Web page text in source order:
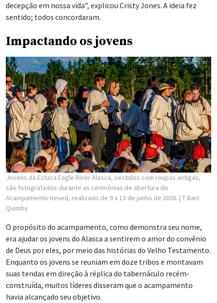
decepção em nossa vida”, explicou Cristy Jones. A ideia fez
sentido; todos concordaram.
Impactando os jovens
Jovens da Estaca Eagle River Alasca, vestidos com roupas antigas,
são fotografados durante as cerimônias de abertura do
Acampamento Hesed, realizado de 9 a 13 de junho de 2026. | T Bart
Quimby
O propósito do acampamento, como demonstra seu nome,
era ajudar os jovens do Alasca a sentirem o amor do convênio
de Deus por eles, por meio das histórias do Velho Testamento.
Enquanto os jovens se reuniam em doze tribos e montavam
suas tendas em direção à réplica do tabernáculo recém-
construída, muitos líderes disseram que o acampamento
havia alcançado seu objetivo.